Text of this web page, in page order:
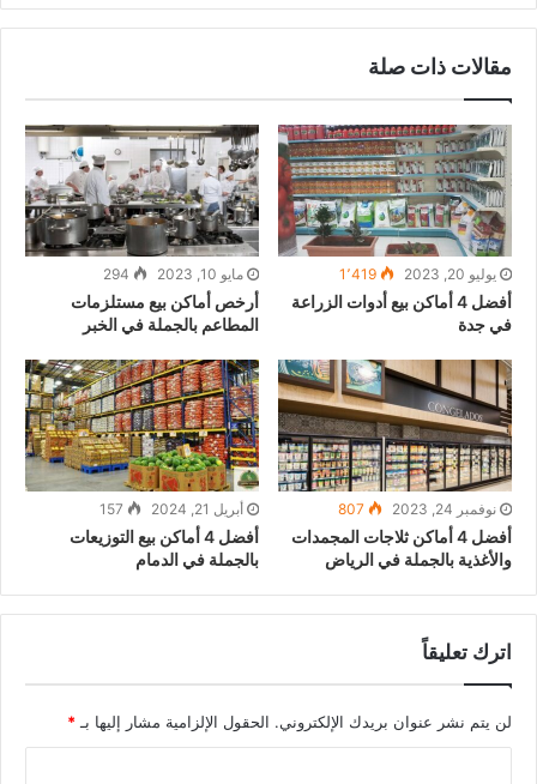
مقالات ذات صلة
يوليو 20, 2023 1٬419
أفضل 4 أماكن بيع أدوات الزراعة
في جدة
مايو 10, 2023 294
أرخص أماكن بيع مستلزمات
المطاعم بالجملة في الخبر
نوفمبر 24, 2023 807
أفضل 4 أماكن ثلاجات المجمدات
والأغذية بالجملة في الرياض
أبريل 21, 2024 157
أفضل 4 أماكن بيع التوزيعات
بالجملة في الدمام
اترك تعليقاً
لن يتم نشر عنوان بريدك الإلكتروني. الحقول الإلزامية مشار إليها بـ *